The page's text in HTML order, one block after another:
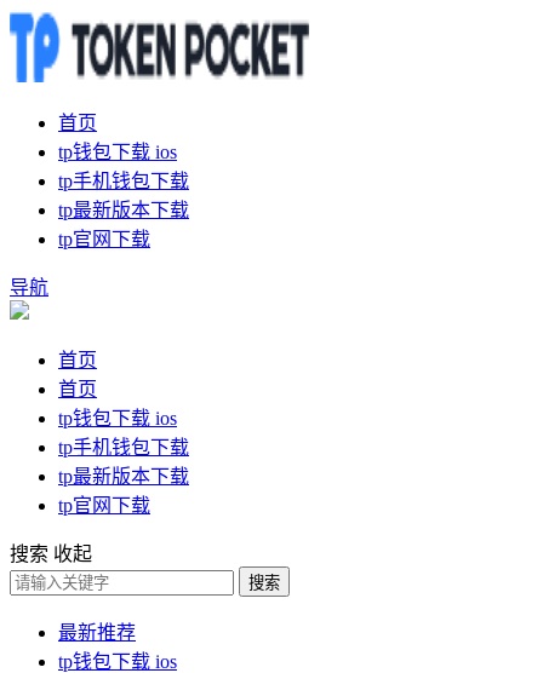
首页
tp钱包下载 ios
tp手机钱包下载
tp最新版本下载
tp官网下载
导航
首页
首页
tp钱包下载 ios
tp手机钱包下载
tp最新版本下载
tp官网下载
搜索 收起
搜索
最新推荐
tp钱包下载 ios